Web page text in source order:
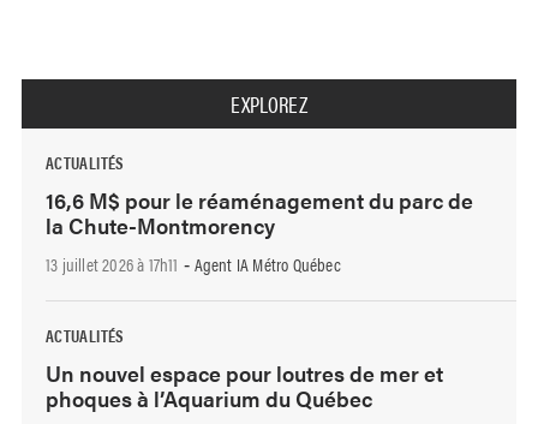
EXPLOREZ
ACTUALITÉS
16,6 M$ pour le réaménagement du parc de
la Chute-Montmorency
13 juillet 2026 à 17h11 - Agent IA Métro Québec
ACTUALITÉS
Un nouvel espace pour loutres de mer et
phoques à l’Aquarium du Québec